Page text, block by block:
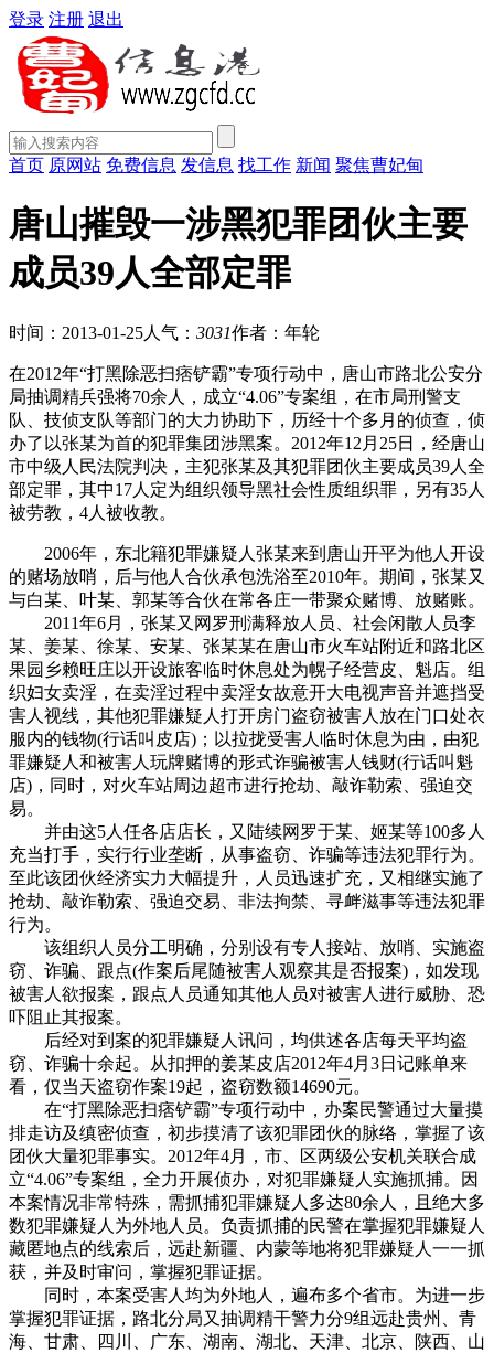
登录 注册 退出
首页 原网站 免费信息 发信息 找工作 新闻 聚焦曹妃甸
唐山摧毁一涉黑犯罪团伙主要
成员39人全部定罪
时间：2013-01-25人气： 3031作者：年轮
在2012年“打黑除恶扫痞铲霸”专项行动中，唐山市路北公安分
局抽调精兵强将70余人，成立“4.06”专案组，在市局刑警支
队、技侦支队等部门的大力协助下，历经十个多月的侦查，侦
办了以张某为首的犯罪集团涉黑案。2012年12月25日，经唐山
市中级人民法院判决，主犯张某及其犯罪团伙主要成员39人全
部定罪，其中17人定为组织领导黑社会性质组织罪，另有35人
被劳教，4人被收教。
2006年，东北籍犯罪嫌疑人张某来到唐山开平为他人开设
的赌场放哨，后与他人合伙承包洗浴至2010年。期间，张某又
与白某、叶某、郭某等合伙在常各庄一带聚众赌博、放赌账。
2011年6月，张某又网罗刑满释放人员、社会闲散人员李
某、姜某、徐某、安某、张某某在唐山市火车站附近和路北区
果园乡赖旺庄以开设旅客临时休息处为幌子经营皮、魁店。组
织妇女卖淫，在卖淫过程中卖淫女故意开大电视声音并遮挡受
害人视线，其他犯罪嫌疑人打开房门盗窃被害人放在门口处衣
服内的钱物(行话叫皮店)；以拉拢受害人临时休息为由，由犯
罪嫌疑人和被害人玩牌赌博的形式诈骗被害人钱财(行话叫魁
店)，同时，对火车站周边超市进行抢劫、敲诈勒索、强迫交
易。
并由这5人任各店店长，又陆续网罗于某、姬某等100多人
充当打手，实行行业垄断，从事盗窃、诈骗等违法犯罪行为。
至此该团伙经济实力大幅提升，人员迅速扩充，又相继实施了
抢劫、敲诈勒索、强迫交易、非法拘禁、寻衅滋事等违法犯罪
行为。
该组织人员分工明确，分别设有专人接站、放哨、实施盗
窃、诈骗、跟点(作案后尾随被害人观察其是否报案)，如发现
被害人欲报案，跟点人员通知其他人员对被害人进行威胁、恐
吓阻止其报案。
后经对到案的犯罪嫌疑人讯问，均供述各店每天平均盗
窃、诈骗十余起。从扣押的姜某皮店2012年4月3日记账单来
看，仅当天盗窃作案19起，盗窃数额14690元。
在“打黑除恶扫痞铲霸”专项行动中，办案民警通过大量摸
排走访及缜密侦查，初步摸清了该犯罪团伙的脉络，掌握了该
团伙大量犯罪事实。2012年4月，市、区两级公安机关联合成
立“4.06”专案组，全力开展侦办，对犯罪嫌疑人实施抓捕。因
本案情况非常特殊，需抓捕犯罪嫌疑人多达80余人，且绝大多
数犯罪嫌疑人为外地人员。负责抓捕的民警在掌握犯罪嫌疑人
藏匿地点的线索后，远赴新疆、内蒙等地将犯罪嫌疑人一一抓
获，并及时审问，掌握犯罪证据。
同时，本案受害人均为外地人，遍布多个省市。为进一步
掌握犯罪证据，路北分局又抽调精干警力分9组远赴贵州、青
海、甘肃、四川、广东、湖南、湖北、天津、北京、陕西、山